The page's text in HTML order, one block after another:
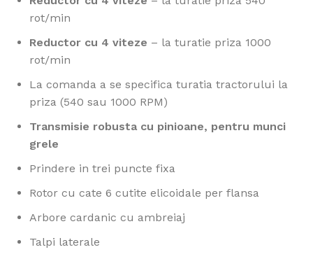
rot/min
Reductor cu 4 viteze – la turatie priza 1000
rot/min
La comanda a se specifica turatia tractorului la
priza (540 sau 1000 RPM)
Transmisie robusta cu pinioane, pentru munci
grele
Prindere in trei puncte fixa
Rotor cu cate 6 cutite elicoidale per flansa
Arbore cardanic cu ambreiaj
Talpi laterale